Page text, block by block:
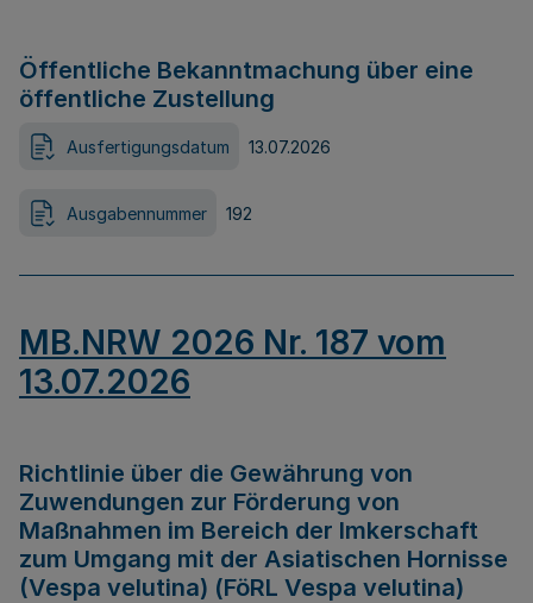
Öffentliche Bekanntmachung über eine
öffentliche Zustellung
Ausfertigungsdatum 13.07.2026
Ausgabennummer 192
MB.NRW 2026 Nr. 187 vom
13.07.2026
Richtlinie über die Gewährung von
Zuwendungen zur Förderung von
Maßnahmen im Bereich der Imkerschaft
zum Umgang mit der Asiatischen Hornisse
(Vespa velutina) (FöRL Vespa velutina)